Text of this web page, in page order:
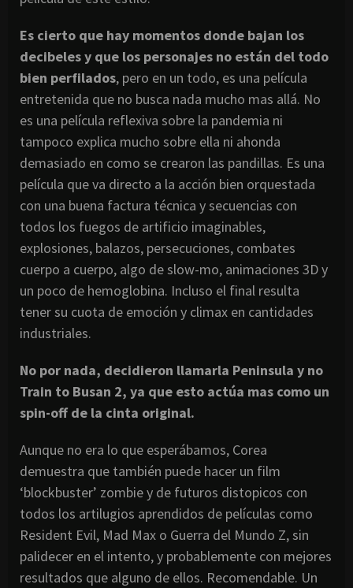
Es cierto que hay momentos donde bajan los
decibeles y que los personajes no están del todo
bien perfilados, pero en un todo, es una película
entretenida que no busca nada mucho mas allá. No
es una película reflexiva sobre la pandemia ni
tampoco explica mucho sobre ella ni ahonda
demasiado en como se crearon las pandillas. Es una
película que va directo a la acción bien orquestada
con una buena factura técnica y secuencias con
todos los fuegos de artificio imaginables,
explosiones, balazos, persecuciones, combates
cuerpo a cuerpo, algo de slow-mo, animaciones 3D y
un poco de hemoglobina. Incluso el final resulta
tener su cuota de emoción y climax en cantidades
industriales.
No por nada, decidieron llamarla Peninsula y no
Train to Busan 2, ya que esto actúa mas como un
spin-off de la cinta original.
Aunque no era lo que esperábamos, Corea
demuestra que también puede hacer un film
‘blockbuster’ zombie y de futuros distopicos con
todos los artilugios aprendidos de películas como
Resident Evil, Mad Max o Guerra del Mundo Z, sin
palidecer en el intento, y probablemente con mejores
resultados que alguno de ellos. Recomendable. Un